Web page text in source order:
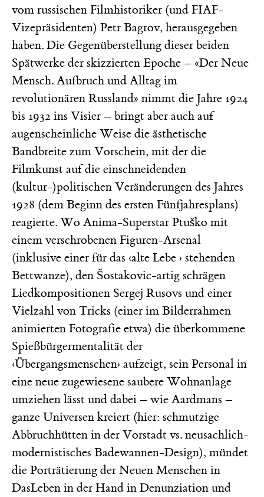
vom russischen Filmhistoriker (und FIAF-
Vizepräsidenten) Petr Bagrov, herausgegeben
haben. Die Gegenüberstellung dieser beiden
Spätwerke der skizzierten Epoche – «Der Neue
Mensch. Aufbruch und Alltag im
revolutionären Russland» nimmt die Jahre 1924
bis 1932 ins Visier – bringt aber auch auf
augenscheinliche Weise die ästhetische
Bandbreite zum Vorschein, mit der die
Filmkunst auf die einschneidenden
(kultur-)politischen Veränderungen des Jahres
1928 (dem Beginn des ersten Fünfjahresplans)
reagierte. Wo Anima-Superstar Ptuško mit
einem verschrobenen Figuren-Arsenal
(inklusive einer für das ‹alte Lebe › stehenden
Bettwanze), den Šostakovic-artig schrägen
Liedkompositionen Sergej Rusovs und einer
Vielzahl von Tricks (einer im Bilderrahmen
animierten Fotografie etwa) die überkommene
Spießbürgermentalität der
‹Übergangsmenschen› aufzeigt, sein Personal in
eine neue zugewiesene saubere Wohnanlage
umziehen lässt und dabei – wie Aardmans –
ganze Universen kreiert (hier: schmutzige
Abbruchhütten in der Vorstadt vs. neusachlich-
modernistisches Badewannen-Design), mündet
die Porträtierung der Neuen Menschen in
DasLeben in der Hand in Denunziation und